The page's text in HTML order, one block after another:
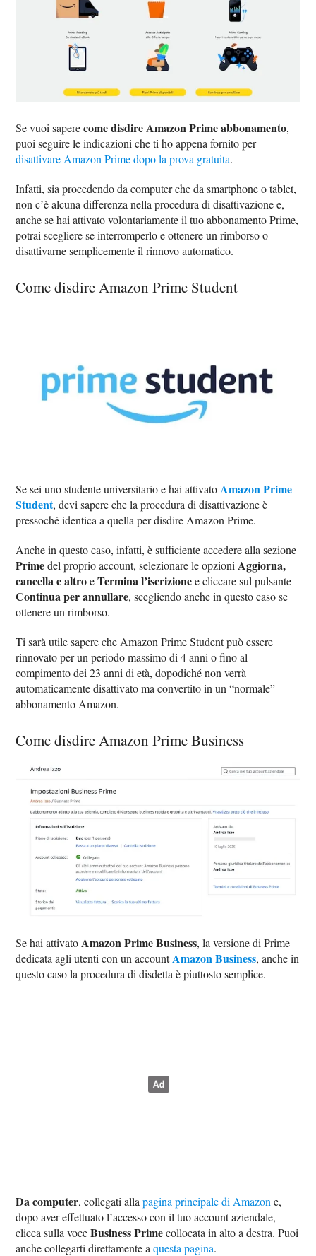
Se vuoi saperecome disdire Amazon Prime abbonamento,
puoi seguire le indicazioni che ti ho appena fornito per
disattivare Amazon Prime dopo la prova gratuita.
Infatti, sia procedendo da computer che da smartphone o tablet,
non c’è alcuna differenza nella procedura di disattivazione e,
anche se hai attivato volontariamente il tuo abbonamento Prime,
potrai scegliere se interromperlo e ottenere un rimborso o
disattivarne semplicemente il rinnovo automatico.
Come disdire Amazon Prime Student
Se sei uno studente universitario e hai attivato Amazon Prime
Student, devi sapere che la procedura di disattivazione è
pressoché identica a quella per disdire Amazon Prime.
Anche in questo caso, infatti, è sufficiente accedere alla sezione
Primedel proprio account, selezionare le opzioni Aggiorna,
cancella e altroeTermina l’iscrizionee cliccare sul pulsante
Continua per annullare, scegliendo anche in questo caso se
ottenere un rimborso.
Ti sarà utile sapere che Amazon Prime Student può essere
rinnovato per un periodo massimo di 4 anni o fino al
compimento dei 23 anni di età, dopodiché non verrà
automaticamente disattivato ma convertito in un “normale”
abbonamento Amazon.
Come disdire Amazon Prime Business
Se hai attivato Amazon Prime Business, la versione di Prime
dedicata agli utenti con un accountAmazon Business, anche in
questo caso la procedura di disdetta è piuttosto semplice.
Da computer, collegati allapagina principale di Amazon e,
dopo aver effettuato l’accesso con il tuo account aziendale,
clicca sulla voceBusiness Primecollocata in alto a destra. Puoi
anche collegarti direttamente aquesta pagina.